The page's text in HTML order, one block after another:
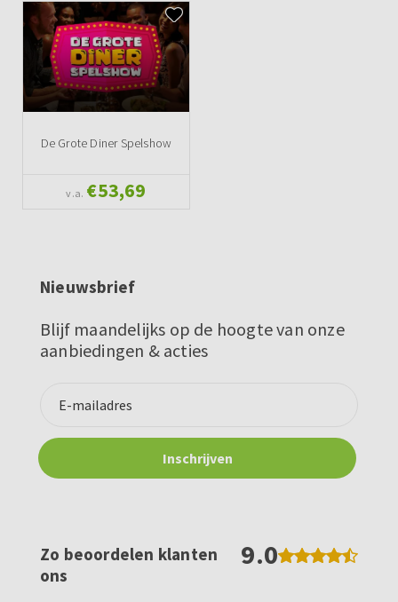
De Grote Diner Spelshow
v.a. €53,69
Nieuwsbrief
Blijf maandelijks op de hoogte van onze
aanbiedingen & acties
Zo beoordelen klanten
ons
9.0